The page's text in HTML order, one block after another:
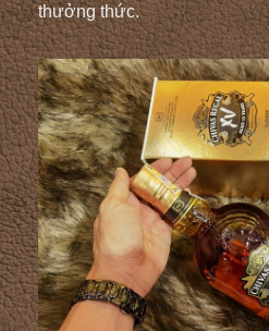
thưởng thức.